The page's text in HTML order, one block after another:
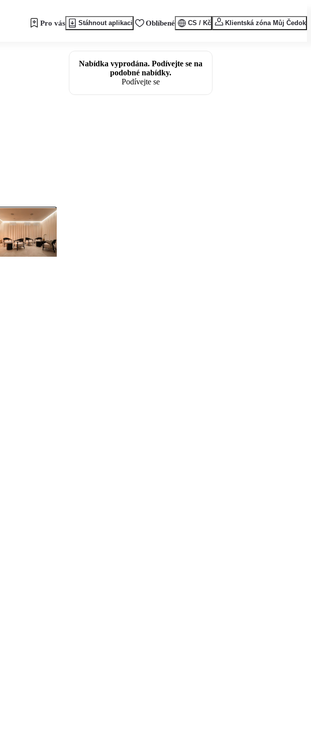
Pro vás Stáhnout aplikaci Oblíbené CS / Kč Klientská zóna Můj Čedok
Nabídka vyprodána. Podívejte se na
podobné nabídky.
Podívejte se